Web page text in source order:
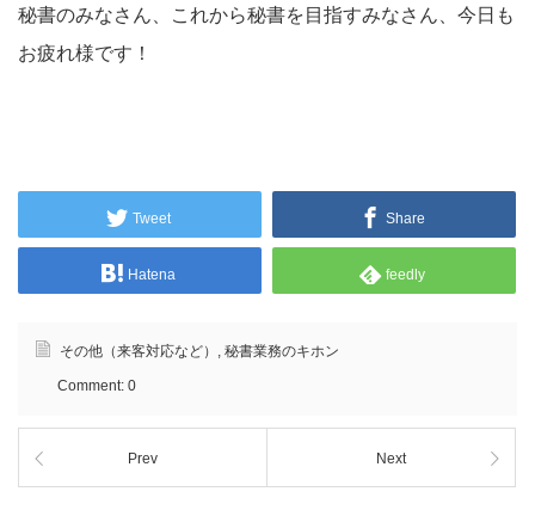
秘書のみなさん、これから秘書を目指すみなさん、今日も
お疲れ様です！
Tweet Share
Hatena feedly
その他（来客対応など） , 秘書業務のキホン
Comment: 0
Prev Next